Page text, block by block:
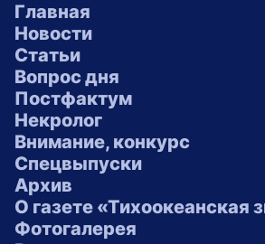
Главная
Новости
Статьи
Вопрос дня
Постфактум
Некролог
Внимание, конкурс
Спецвыпуски
Архив
О газете «Тихоокеанская
Фотогалерея